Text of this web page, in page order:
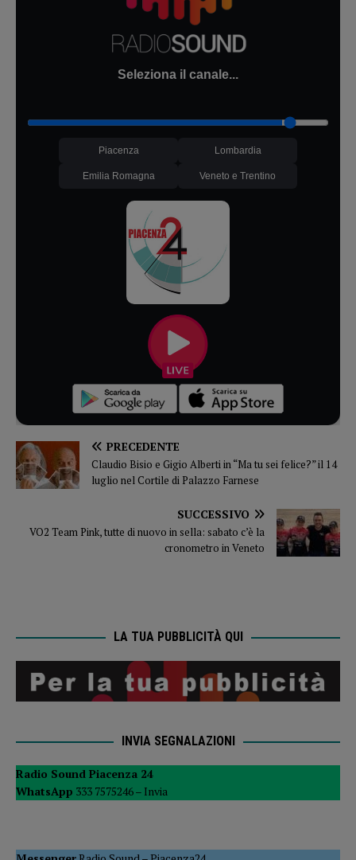
Seleziona il canale...
Piacenza Lombardia
Emilia Romagna Veneto e Trentino
PRECEDENTE
Claudio Bisio e Gigio Alberti in “Ma tu sei felice?” il 14
luglio nel Cortile di Palazzo Farnese
SUCCESSIVO
VO2 Team Pink, tutte di nuovo in sella: sabato c’è la
cronometro in Veneto
LA TUA PUBBLICITÀ QUI
INVIA SEGNALAZIONI
Radio Sound Piacenza 24
WhatsApp 333 7575246 – Invia